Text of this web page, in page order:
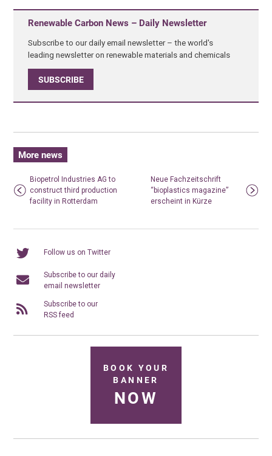
Renewable Carbon News – Daily Newsletter
Subscribe to our daily email newsletter – the world's
leading newsletter on renewable materials and chemicals
SUBSCRIBE
More news
Biopetrol Industries AG to
construct third production
facility in Rotterdam
Neue Fachzeitschrift
“bioplastics magazine”
erscheint in Kürze
Follow us on Twitter
Subscribe to our daily
email newsletter
Subscribe to our
RSS feed
BOOK YOUR
BANNER
NOW